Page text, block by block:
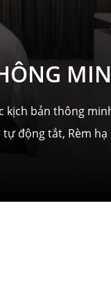
kịch bản thông
tự động tắt, Rèm